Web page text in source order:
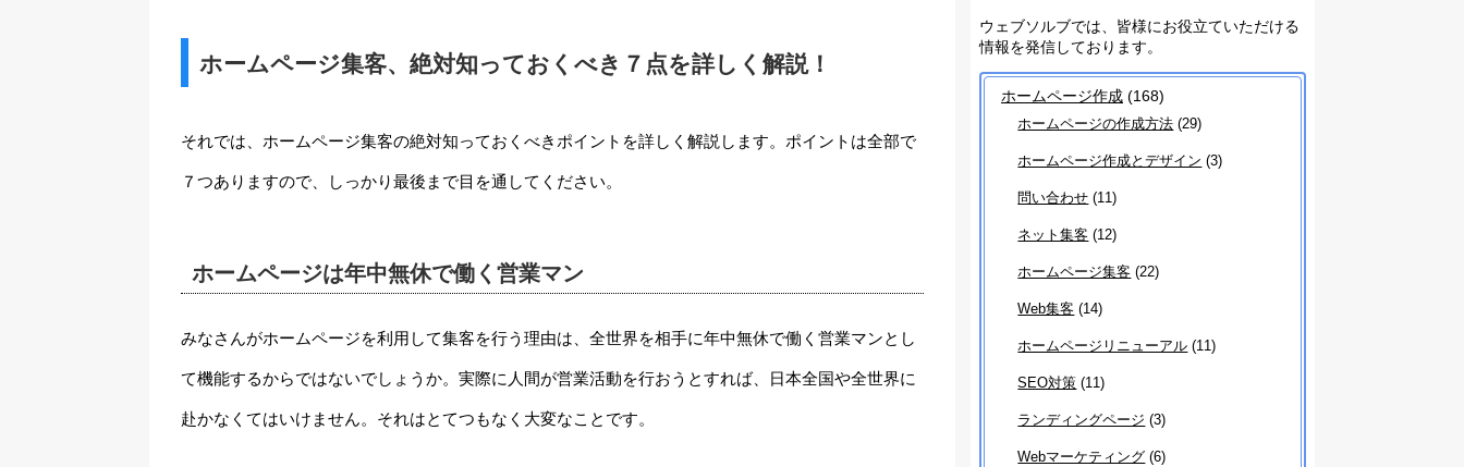
ホームページ集客、絶対知っておくべき７点を詳しく解説！
それでは、ホームページ集客の絶対知っておくべきポイントを詳しく解説します。ポイントは全部で
７つありますので、しっかり最後まで目を通してください。
ホームページは年中無休で働く営業マン
みなさんがホームページを利用して集客を行う理由は、全世界を相手に年中無休で働く営業マンとし
て機能するからではないでしょうか。実際に人間が営業活動を行おうとすれば、日本全国や全世界に
赴かなくてはいけません。それはとてつもなく大変なことです。
ウェブソルブでは、皆様にお役立ていただける
情報を発信しております。
ホームページ作成 (168)
ホームページの作成方法 (29)
ホームページ作成とデザイン (3)
問い合わせ (11)
ネット集客 (12)
ホームページ集客 (22)
Web集客 (14)
ホームページリニューアル (11)
SEO対策 (11)
ランディングページ (3)
Webマーケティング (6)